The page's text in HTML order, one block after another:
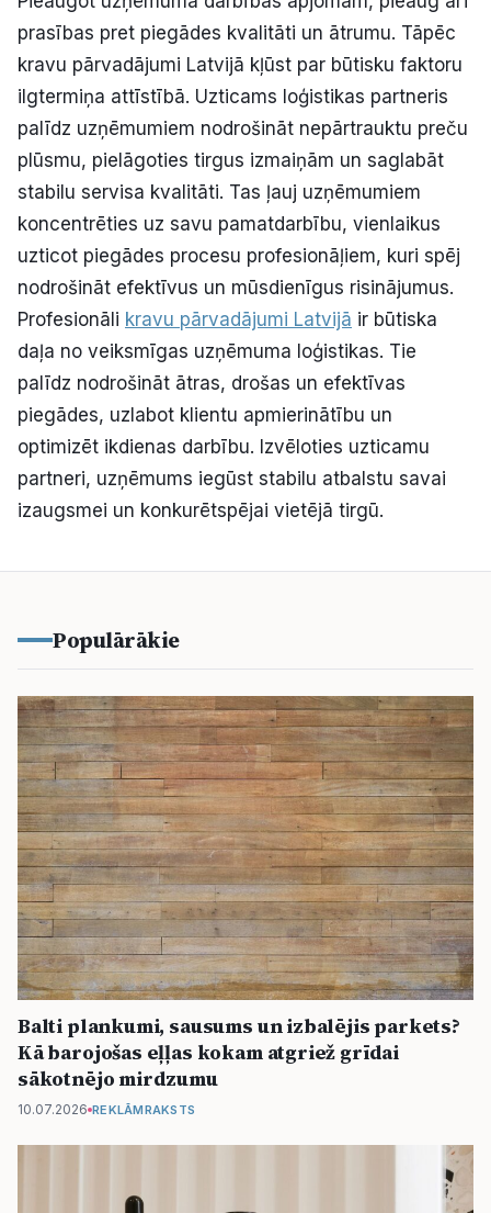
prasības pret piegādes kvalitāti un ātrumu. Tāpēc
kravu pārvadājumi Latvijā kļūst par būtisku faktoru
ilgtermiņa attīstībā. Uzticams loģistikas partneris
palīdz uzņēmumiem nodrošināt nepārtrauktu preču
plūsmu, pielāgoties tirgus izmaiņām un saglabāt
stabilu servisa kvalitāti. Tas ļauj uzņēmumiem
koncentrēties uz savu pamatdarbību, vienlaikus
uzticot piegādes procesu profesionāļiem, kuri spēj
nodrošināt efektīvus un mūsdienīgus risinājumus.
Profesionāli kravu pārvadājumi Latvijā ir būtiska
daļa no veiksmīgas uzņēmuma loģistikas. Tie
palīdz nodrošināt ātras, drošas un efektīvas
piegādes, uzlabot klientu apmierinātību un
optimizēt ikdienas darbību. Izvēloties uzticamu
partneri, uzņēmums iegūst stabilu atbalstu savai
izaugsmei un konkurētspējai vietējā tirgū.
Populārākie
Balti plankumi, sausums un izbalējis parkets?
Kā barojošas eļļas kokam atgriež grīdai
sākotnējo mirdzumu
10.07.2026 REKLĀMRAKSTS